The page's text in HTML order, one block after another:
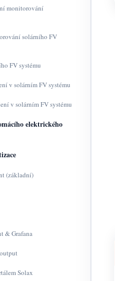
monitorování
solárního FV
FV systému
v solárním FV systému
v solárním FV systému
elektrického
(základní)
& Grafana
Solax